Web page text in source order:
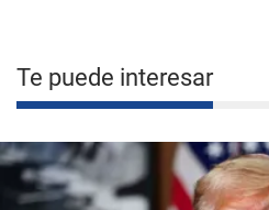
Te puede interesar